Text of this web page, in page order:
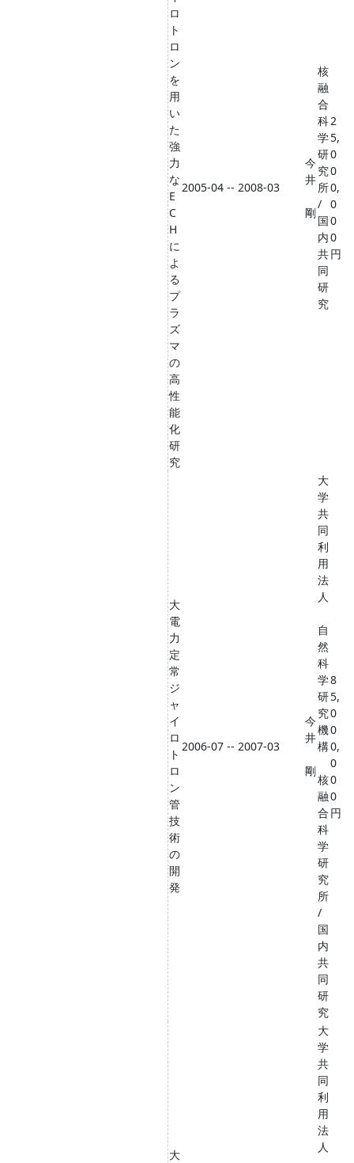
ロ
ト
ロ
ン
を
用
い
た
強
力
な
E
C
H
に
よ
る
プ
ラ
ズ
マ
の
高
性
能
化
研
究
2005-04 -- 2008-03
今
井
剛
核
融
合
科
学
研
究
所
/
国
内
共
同
研
究
2
5,
0
0
0,
0
0
0
円
大
電
力
定
常
ジ
ャ
イ
ロ
ト
ロ
ン
管
技
術
の
開
発
2006-07 -- 2007-03
今
井
剛
大
学
共
同
利
用
法
人
自
然
科
学
研
究
機
構
核
融
合
科
学
研
究
所
/
国
内
共
同
研
究
8
5,
0
0
0,
0
0
0
円
大
大
学
共
同
利
用
法
人